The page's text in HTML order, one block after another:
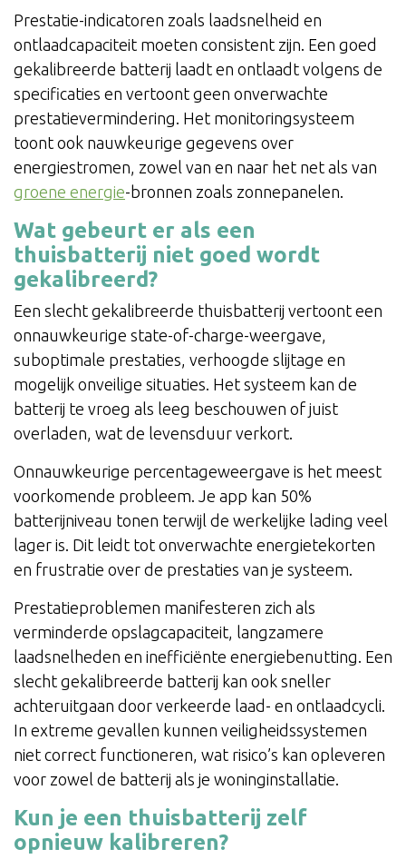
Prestatie-indicatoren zoals laadsnelheid en
ontlaadcapaciteit moeten consistent zijn. Een goed
gekalibreerde batterij laadt en ontlaadt volgens de
specificaties en vertoont geen onverwachte
prestatievermindering. Het monitoringsysteem
toont ook nauwkeurige gegevens over
energiestromen, zowel van en naar het net als van
groene energie-bronnen zoals zonnepanelen.
Wat gebeurt er als een
thuisbatterij niet goed wordt
gekalibreerd?
Een slecht gekalibreerde thuisbatterij vertoont een
onnauwkeurige state-of-charge-weergave,
suboptimale prestaties, verhoogde slijtage en
mogelijk onveilige situaties. Het systeem kan de
batterij te vroeg als leeg beschouwen of juist
overladen, wat de levensduur verkort.
Onnauwkeurige percentageweergave is het meest
voorkomende probleem. Je app kan 50%
batterijniveau tonen terwijl de werkelijke lading veel
lager is. Dit leidt tot onverwachte energietekorten
en frustratie over de prestaties van je systeem.
Prestatieproblemen manifesteren zich als
verminderde opslagcapaciteit, langzamere
laadsnelheden en inefficiënte energiebenutting. Een
slecht gekalibreerde batterij kan ook sneller
achteruitgaan door verkeerde laad- en ontlaadcycli.
In extreme gevallen kunnen veiligheidssystemen
niet correct functioneren, wat risico’s kan opleveren
voor zowel de batterij als je woninginstallatie.
Kun je een thuisbatterij zelf
opnieuw kalibreren?